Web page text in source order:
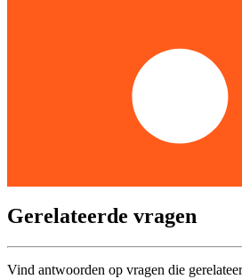
Gerelateerde vragen
Vind antwoorden op vragen die